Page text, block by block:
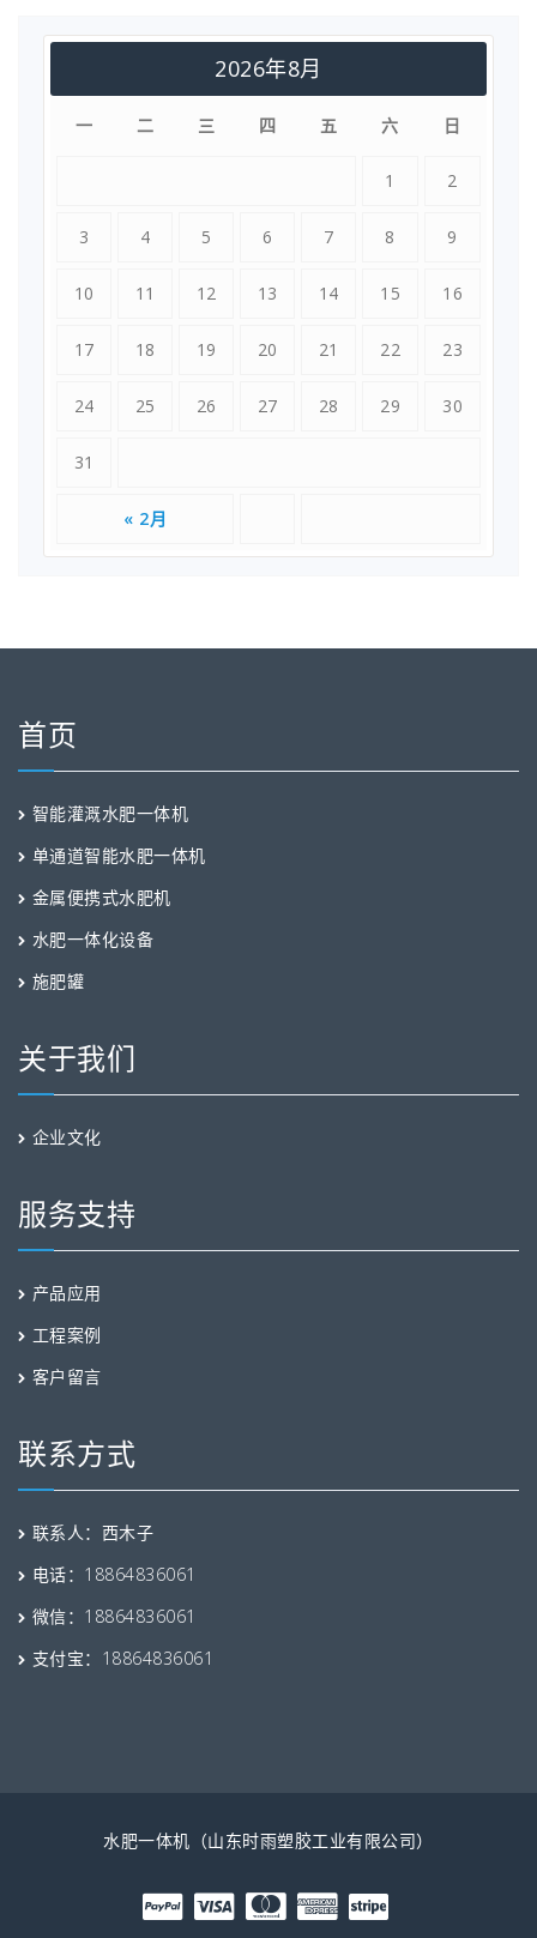
2026年8月
一 二 三 四 五 六 日
« 2月
1 2
3 4 5 6 7 8 9
10 11 12 13 14 15 16
17 18 19 20 21 22 23
24 25 26 27 28 29 30
31
首页
智能灌溉水肥一体机
单通道智能水肥一体机
金属便携式水肥机
水肥一体化设备
施肥罐
关于我们
企业文化
服务支持
产品应用
工程案例
客户留言
联系方式
联系人：西木子
电话：18864836061
微信：18864836061
支付宝：18864836061
水肥一体机（山东时雨塑胶工业有限公司）